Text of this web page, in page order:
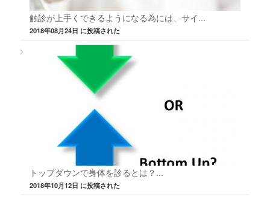
触診が上手くできるようになる為には、サイ...
2018年08月24日 に投稿された
トップダウンで身体を診るとは？...
2018年10月12日 に投稿された